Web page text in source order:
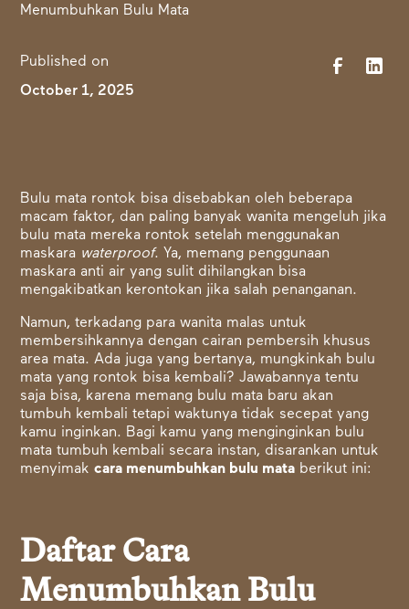
Published on
October 1, 2025
Bulu mata rontok bisa disebabkan oleh beberapa
macam faktor, dan paling banyak wanita mengeluh jika
bulu mata mereka rontok setelah menggunakan
maskara waterproof. Ya, memang penggunaan
maskara anti air yang sulit dihilangkan bisa
mengakibatkan kerontokan jika salah penanganan.
Namun, terkadang para wanita malas untuk
membersihkannya dengan cairan pembersih khusus
area mata. Ada juga yang bertanya, mungkinkah bulu
mata yang rontok bisa kembali? Jawabannya tentu
saja bisa, karena memang bulu mata baru akan
tumbuh kembali tetapi waktunya tidak secepat yang
kamu inginkan. Bagi kamu yang menginginkan bulu
mata tumbuh kembali secara instan, disarankan untuk
menyimakcara menumbuhkan bulu mata berikut ini:
Daftar Cara
Menumbuhkan Bulu